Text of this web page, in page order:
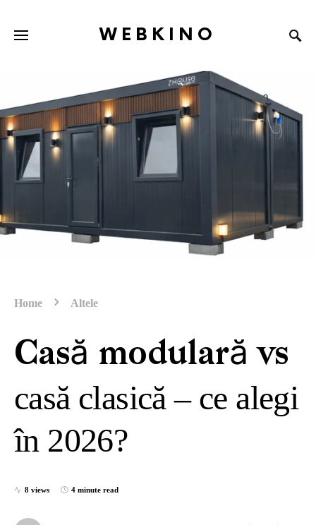
WEBKINO
Home Altele
Casă modulară vs
casă clasică – ce alegi
în 2026?
8 views 4 minute read